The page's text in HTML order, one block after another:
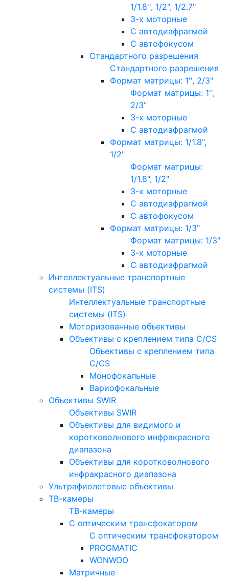
1/1.8'', 1/2", 1/2.7"
3-х моторные
С автодиафрагмой
С автофокусом
Стандартного разрешения
Стандартного разрешения
Формат матрицы: 1'', 2/3"
Формат матрицы: 1'',
2/3"
3-х моторные
С автодиафрагмой
Формат матрицы: 1/1.8",
1/2"
Формат матрицы:
1/1.8", 1/2"
3-х моторные
С автодиафрагмой
С автофокусом
Формат матрицы: 1/3"
Формат матрицы: 1/3"
3-х моторные
С автодиафрагмой
Интеллектуальные транспортные
системы (ITS)
Интеллектуальные транспортные
системы (ITS)
Моторизованные объективы
Объективы с креплением типа C/CS
Объективы с креплением типа
C/CS
Монофокальные
Вариофокальные
Объективы SWIR
Объективы SWIR
Объективы для видимого и
коротковолнового инфракрасного
диапазона
Объективы для коротковолнового
инфракрасного диапазона
Ультрафиолетовые объективы
ТВ-камеры
ТВ-камеры
С оптическим трансфокатором
С оптическим трансфокатором
PROGMATIC
WONWOO
Матричные